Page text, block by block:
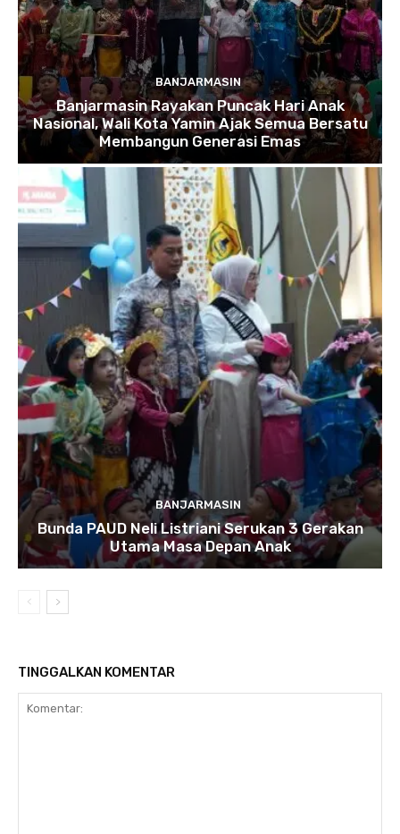
BANJARMASIN
Banjarmasin Rayakan Puncak Hari Anak
Nasional, Wali Kota Yamin Ajak Semua Bersatu
Membangun Generasi Emas
BANJARMASIN
Bunda PAUD Neli Listriani Serukan 3 Gerakan
Utama Masa Depan Anak
TINGGALKAN KOMENTAR